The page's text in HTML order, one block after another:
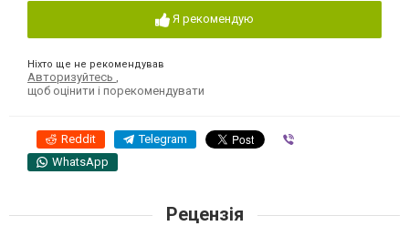
Я рекомендую
Ніхто ще не рекомендував
Авторизуйтесь
щоб оцінити і порекомендувати
Reddit Telegram
WhatsApp
Рецензія